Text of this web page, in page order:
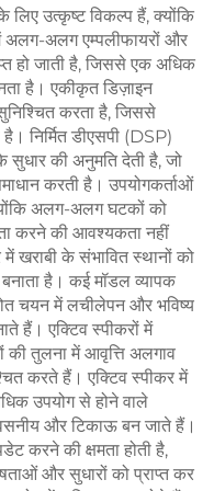
लिए उत्कृष्ट विकल्प हैं, क्योंकि
अलग-अलग एम्पलीफायरों और
हो जाती है, जिससे एक अधिक
है। एकीकृत डिज़ाइन
करता है, जिससे
निर्मित डीएसपी (DSP)
की अनुमति देती है, जो
करती है। उपयोगकर्ताओं
अलग-अलग घटकों को
करने की आवश्यकता नहीं
खराबी के संभावित स्थानों को
है। कई मॉडल व्यापक
चयन में लचीलेपन और भविष्य
हैं। एक्टिव स्पीकरों में
की तुलना में आवृत्ति अलगाव
करते हैं। एक्टिव स्पीकर में
उपयोग से होने वाले
और टिकाऊ बन जाते हैं।
करने की क्षमता होती है,
और सुधारों को प्राप्त कर